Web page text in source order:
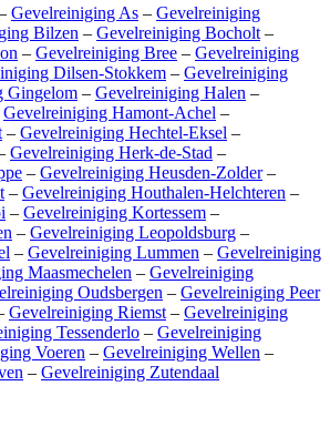
Gevelreiniging As – Gevelreiniging
Bilzen – Gevelreiniging Bocholt –
– Gevelreiniging Bree – Gevelreiniging
Dilsen-Stokkem – Gevelreiniging
Gingelom – Gevelreiniging Halen –
Gevelreiniging Hamont-Achel –
– Gevelreiniging Hechtel-Eksel –
Gevelreiniging Herk-de-Stad –
– Gevelreiniging Heusden-Zolder–
– Gevelreiniging Houthalen-Helchteren –
– Gevelreiniging Kortessem –
– Gevelreiniging Leopoldsburg –
– Gevelreiniging Lummen – Gevelreiniging
Maasmechelen – Gevelreiniging
Oudsbergen – Gevelreiniging Peer
Gevelreiniging Riemst – Gevelreiniging
Tessenderlo – Gevelreiniging
Voeren – Gevelreiniging Wellen –
– Gevelreiniging Zutendaal